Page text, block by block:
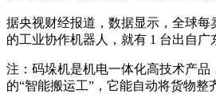
据央视财经报道，数据显示，全球每
的工业协作机器人，就有 1 台出自广
注：码垛机是机电一体化高技术产品
的“智能搬运工”，它能自动将货物整